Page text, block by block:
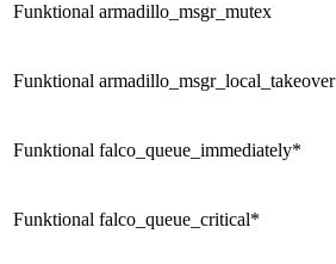
Funktional armadillo_msgr_mutex
Funktional armadillo_msgr_local_takeover
Funktional falco_queue_immediately*
Funktional falco_queue_critical*